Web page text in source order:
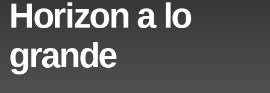
Horizon a lo
grande